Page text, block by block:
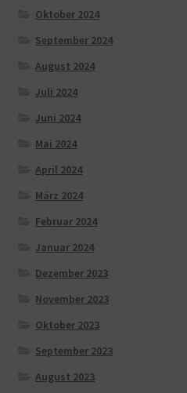
Oktober 2024
September 2024
August 2024
Juli 2024
Juni 2024
Mai 2024
April 2024
März 2024
Februar 2024
Januar 2024
Dezember 2023
November 2023
Oktober 2023
September 2023
August 2023